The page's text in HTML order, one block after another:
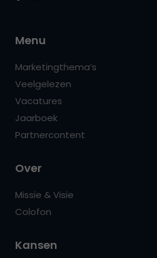
Menu
Marketingthema’s
Veelgelezen
Vacatures
Jaarboek
Partnercontent
Over
Missie & Visie
Colofon
Kansen